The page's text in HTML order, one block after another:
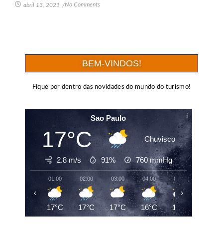
abril 13, 2021 /No Comments
BEM-VINDOS!
Fique por dentro das novidades do mundo do turismo!
Sao Paulo
17°C Chuvisco
2.8 m/s 91% 760mmHg
01:00
17°C
02:00
17°C
03:00
17°C
04:00
16°C
05:00
16°C
‹ ›